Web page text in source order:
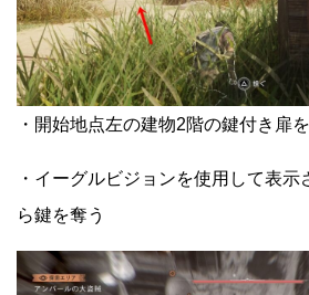
・開始地点左の建物2階の鍵付き扉
・イーグルビジョンを使用して表示
ら鍵を奪う